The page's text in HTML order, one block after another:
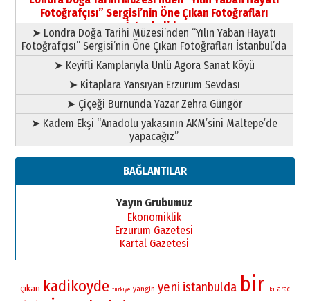
yazar
11 Mayıs 2026 Pazartesi
Fotoğrafçısı” Sergisi’nin Öne Çıkan Fotoğrafları
İstanbul’da
➤ Londra Doğa Tarihi Müzesi’nden “Yılın Yaban Hayatı
Fotoğrafçısı” Sergisi’nin Öne Çıkan Fotoğrafları İstanbul’da
➤ Keyifli Kamplarıyla Ünlü Agora Sanat Köyü
➤ Kitaplara Yansıyan Erzurum Sevdası
➤ Çiçeği Burnunda Yazar Zehra Güngör
➤ Kadem Ekşi “Anadolu yakasının AKM’sini Maltepe’de
yapacağız”
BAĞLANTILAR
Yayın Grubumuz
Ekonomiklik
Erzurum Gazetesi
Kartal Gazetesi
çıkan kadikoyde turkiye yangin yeni istanbulda bir iki arac